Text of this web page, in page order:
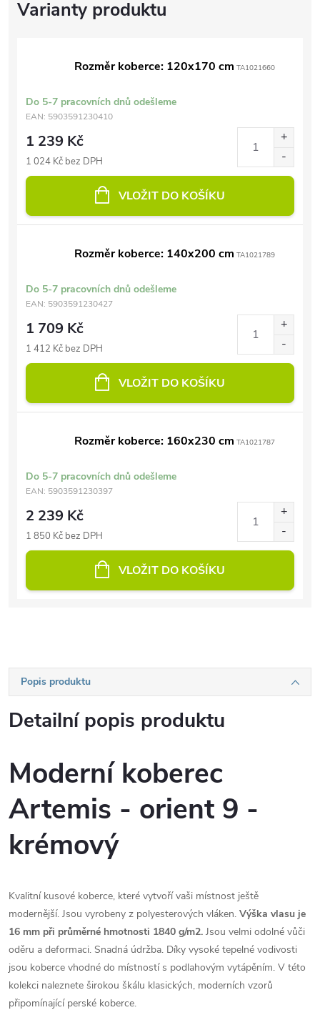
Rozměr koberce: 120x170 cm TA1021660
Do 5-7 pracovních dnů odešleme
EAN: 5903591230410
1 239 Kč
1 024 Kč bez DPH
VLOŽIT DO KOŠÍKU
Rozměr koberce: 140x200 cm TA1021789
Do 5-7 pracovních dnů odešleme
EAN: 5903591230427
1 709 Kč
1 412 Kč bez DPH
VLOŽIT DO KOŠÍKU
Rozměr koberce: 160x230 cm TA1021787
Do 5-7 pracovních dnů odešleme
EAN: 5903591230397
2 239 Kč
1 850 Kč bez DPH
VLOŽIT DO KOŠÍKU
Popis produktu
Detailní popis produktu
Moderní koberec
Artemis - orient 9 -
krémový
Kvalitní kusové koberce, které vytvoří vaši místnost ještě
modernější. Jsou vyrobeny z polyesterových vláken. Výška vlasu je
16 mm při průměrné hmotnosti 1840 g/m2. Jsou velmi odolné vůči
oděru a deformaci. Snadná údržba. Díky vysoké tepelné vodivosti
jsou koberce vhodné do místností s podlahovým vytápěním. V této
kolekci naleznete širokou škálu klasických, moderních vzorů
připomínající perské koberce.